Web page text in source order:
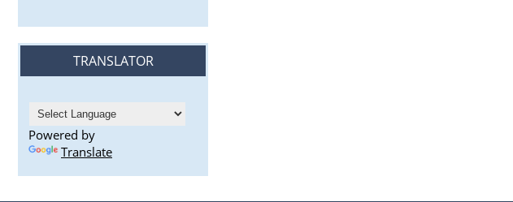
TRANSLATOR
Powered by
Translate